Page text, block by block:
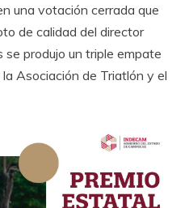
una votación cerrada que
de calidad del director
se produjo un triple empate
Asociación de Triatlón y el